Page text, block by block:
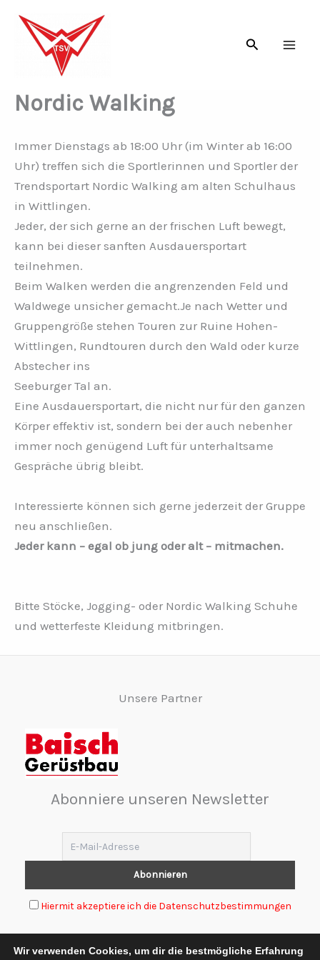
Inhalt
springen
Suchen
Nordic Walking
Immer Dienstags ab 18:00 Uhr (im Winter ab 16:00
Uhr) treffen sich die Sportlerinnen und Sportler der
Trendsportart Nordic Walking am alten Schulhaus
in Wittlingen.
Jeder, der sich gerne an der frischen Luft bewegt,
kann bei dieser sanften Ausdauersportart
teilnehmen.
Beim Walken werden die angrenzenden Feld und
Waldwege unsicher gemacht.Je nach Wetter und
Gruppengröße stehen Touren zur Ruine Hohen-
Wittlingen, Rundtouren durch den Wald oder kurze
Abstecher ins
Seeburger Tal an.
Eine Ausdauersportart, die nicht nur für den ganzen
Körper effektiv ist, sondern bei der auch nebenher
immer noch genügend Luft für unterhaltsame
Gespräche übrig bleibt.
Interessierte können sich gerne jederzeit der Gruppe
neu anschließen.
Jeder kann – egal ob jung oder alt – mitmachen.
Bitte Stöcke, Jogging- oder Nordic Walking Schuhe
und wetterfeste Kleidung mitbringen.
Unsere Partner
Abonniere unseren Newsletter
Hiermit akzeptiere ich die Datenschutzbestimmungen
Wir verwenden Cookies, um dir die bestmögliche Erfahrung